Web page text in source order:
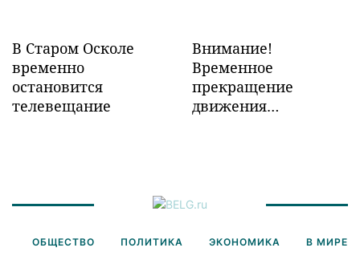
В Старом Осколе
временно
остановится
телевещание
Внимание!
Временное
прекращение
движения
ОБЩЕСТВО ПОЛИТИКА ЭКОНОМИКА В МИРЕ